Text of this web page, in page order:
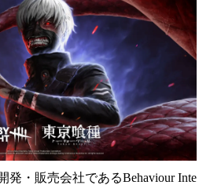
発・販売会社であるBehaviour Inte